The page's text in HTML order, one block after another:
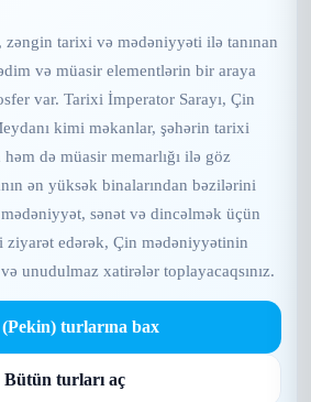
tarixi və mədəniyyəti ilə tanınan
və müasir elementlərin bir araya
var. Tarixi İmperator Sarayı, Çin
kimi məkanlar, şəhərin tarixi
də müasir memarlığı ilə göz
ən yüksək binalarından bəzilərini
sənət və dincəlmək üçün
ziyarət edərək, Çin mədəniyyətinin
unudulmaz xatirələr toplayacaqsınız.
turlarına bax
Bütün turları aç